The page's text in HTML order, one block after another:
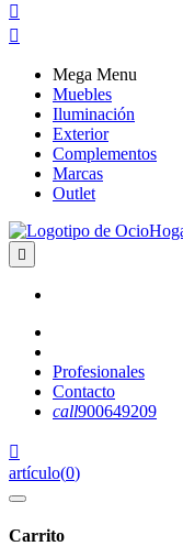


Mega Menu
Muebles
Iluminación
Exterior
Complementos
Marcas
Outlet

Profesionales
Contacto
call900649209

artículo(0)
Carrito